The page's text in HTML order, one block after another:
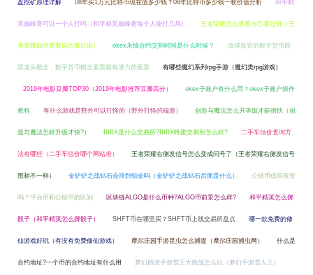
盘挖矿原理详解 08年买1万元比特币现在值多少钱？08年比特币多少钱一枚价值分析 和平精
英巅峰赛可以一个人打吗（和平精英巅峰赛每个人能打几局） 王者荣耀怎么查看自己看过谁（王
者荣耀如何查看自己看过谁） okex永续合约交割时间是什么时候？ 值得投资的数字货币股
票龙头概念，数字货币概念股票最有潜力的股票 有哪些魔幻系列rpg手游（魔幻类rpg游戏）
2019年电影豆瓣TOP30（2019年电影推荐豆瓣高分） okex子账户有什么用？okex子账户操作
教程 有什么游戏是野外可以打怪的（野外打怪的端游） 创造与魔法怎么升等级才能很快（创
造与魔法怎样升级才快?） BIBX是什么交易所?BIBX蜂蜜交易所怎么样? 二手车估价查询方
法有哪些（二手车估价哪个网站准） 王者荣耀右侧发信号怎么变成问号了（王者荣耀右侧发信号
图标不一样） 金铲铲之战钻石会掉到铂金吗（金铲铲之战钻石后面是什么） 公链币值得投资
吗？平台币和公链币的区别 区块链ALGO是什么币种?ALGO币前景怎么样? 和平精英怎么掷
骰子（和平精英怎么掷骰子） SHFT币在哪里买？SHFT币上线交易所盘点 哪一款免费的修
仙游戏好玩（有没有免费修仙游戏） 摩尔庄园手游昆虫怎么捕捉（摩尔庄园捕虫网） 什么是
合约地址?一个币的合约地址有什么用 梦幻西游手游雪王大挑战怎么玩（梦幻手游雪人王）